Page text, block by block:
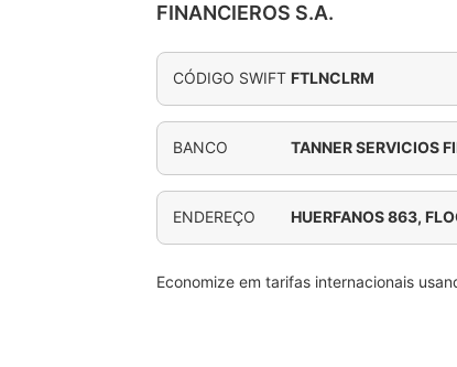
FINANCIEROS S.A.
CÓDIGO SWIFT FTLNCLRM
BANCO TANNER SERVICIOS
ENDEREÇO HUERFANOS 863,
Economize em tarifas internacionais